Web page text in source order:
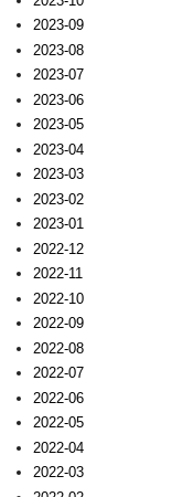
2023-09
2023-08
2023-07
2023-06
2023-05
2023-04
2023-03
2023-02
2023-01
2022-12
2022-11
2022-10
2022-09
2022-08
2022-07
2022-06
2022-05
2022-04
2022-03